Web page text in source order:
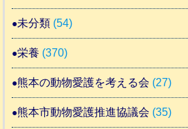
未分類 (54)
栄養 (370)
熊本の動物愛護を考える会 (27)
熊本市動物愛護推進協議会 (35)